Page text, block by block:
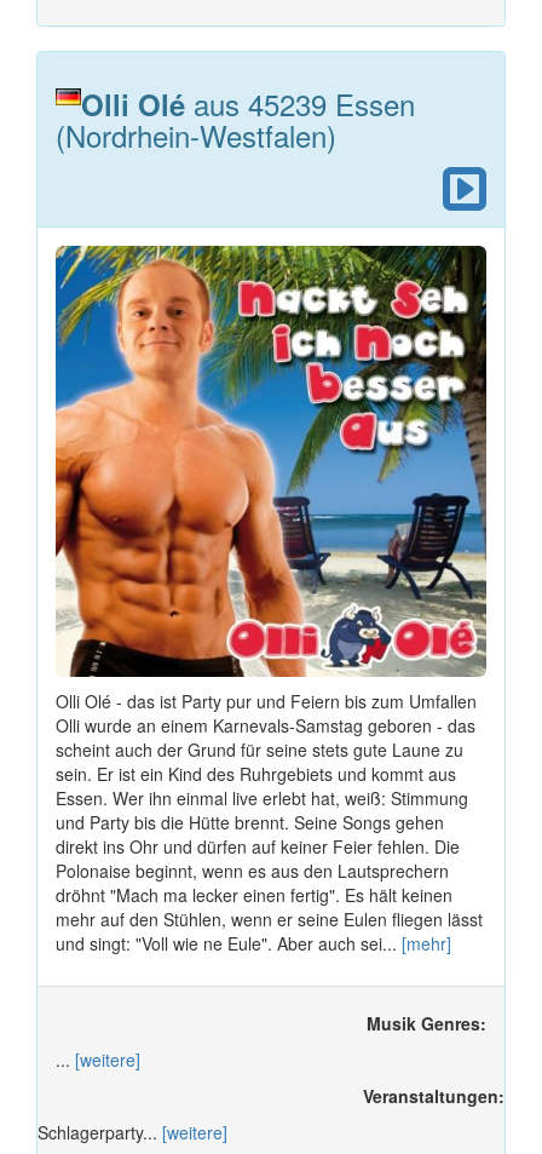
Olli Olé aus 45239 Essen
(Nordrhein-Westfalen)
Olli Olé - das ist Party pur und Feiern bis zum Umfallen
Olli wurde an einem Karnevals-Samstag geboren - das
scheint auch der Grund für seine stets gute Laune zu
sein. Er ist ein Kind des Ruhrgebiets und kommt aus
Essen. Wer ihn einmal live erlebt hat, weiß: Stimmung
und Party bis die Hütte brennt. Seine Songs gehen
direkt ins Ohr und dürfen auf keiner Feier fehlen. Die
Polonaise beginnt, wenn es aus den Lautsprechern
dröhnt "Mach ma lecker einen fertig". Es hält keinen
mehr auf den Stühlen, wenn er seine Eulen fliegen lässt
und singt: "Voll wie ne Eule". Aber auch sei... [mehr]
Musik Genres:
... [weitere]
Veranstaltungen:
Schlagerparty... [weitere]